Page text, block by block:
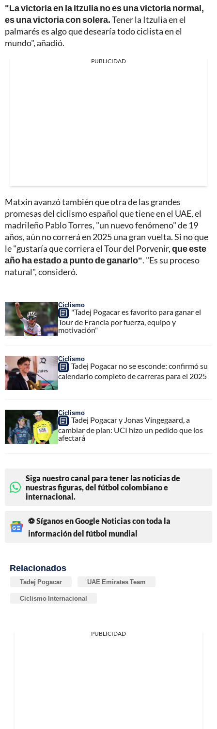
"La victoria en la Itzulia no es una victoria normal,
es una victoria con solera.Tener la Itzulia en el
palmarés es algo que desearía todo ciclista en el
mundo", añadió.
PUBLICIDAD
Matxin avanzó también que otra de las grandes
promesas del ciclismo español que tiene en el UAE, el
madrileño Pablo Torres, "un nuevo fenómeno" de 19
años, aún no correrá en 2025 una gran vuelta. Si no que
le "gustaría que corriera el Tour del Porvenir,que este
año ha estado a punto de ganarlo". "Es su proceso
natural", consideró.
Ciclismo
"Tadej Pogacar es favorito para ganar el
Tour de Francia por fuerza, equipo y
motivación"
Ciclismo
Tadej Pogacar no se esconde: confirmó su
calendario completo de carreras para el 2025
Ciclismo
Tadej Pogacar y Jonas Vingegaard, a
cambiar de plan: UCI hizo un pedido que los
afectará
Siga nuestro canal para tener las noticias de
nuestras figuras, del fútbol colombiano e
internacional.
⚽ Síganos en Google Noticias con toda la
información del fútbol mundial
Relacionados
Tadej Pogacar UAE Emirates Team
Ciclismo Internacional
PUBLICIDAD